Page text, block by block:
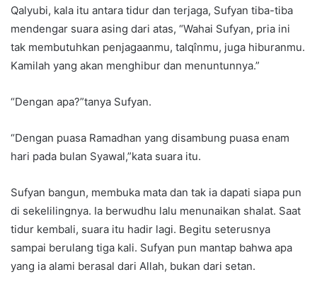
Qalyubi, kala itu antara tidur dan terjaga, Sufyan tiba-tiba
mendengar suara asing dari atas, “Wahai Sufyan, pria ini
tak membutuhkan penjagaanmu, talqînmu, juga hiburanmu.
Kamilah yang akan menghibur dan menuntunnya.”
“Dengan apa?”tanya Sufyan.
“Dengan puasa Ramadhan yang disambung puasa enam
hari pada bulan Syawal,”kata suara itu.
Sufyan bangun, membuka mata dan tak ia dapati siapa pun
di sekelilingnya. Ia berwudhu lalu menunaikan shalat. Saat
tidur kembali, suara itu hadir lagi. Begitu seterusnya
sampai berulang tiga kali. Sufyan pun mantap bahwa apa
yang ia alami berasal dari Allah, bukan dari setan.